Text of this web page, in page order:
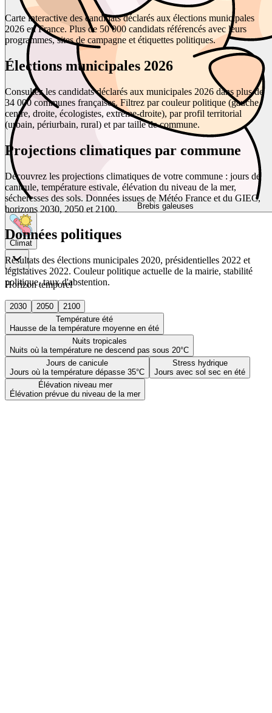
Brebis galeuses
Climat
Horizon temporel
2030 2050
2100
Température été
Hausse de la température moyenne en été
Nuits tropicales
Nuits où la température ne descend pas sous 20°C
Jours de canicule
Jours où la température dépasse 35°C
Stress hydrique
Jours avec sol sec en été
Élévation niveau mer
Élévation prévue du niveau de la mer
Carte interactive des candidats déclarés aux élections municipales
2026 en France. Plus de 50 000 candidats référencés avec leurs
programmes, sites de campagne et étiquettes politiques.
Élections municipales 2026
Consultez les candidats déclarés aux municipales 2026 dans plus de
34 000 communes françaises. Filtrez par couleur politique (gauche,
centre, droite, écologistes, extrême-droite), par profil territorial
(urbain, périurbain, rural) et par taille de commune.
Projections climatiques par commune
Découvrez les projections climatiques de votre commune : jours de
canicule, température estivale, élévation du niveau de la mer,
sécheresses des sols. Données issues de Météo France et du GIEC,
horizons 2030, 2050 et 2100.
Données politiques
Résultats des élections municipales 2020, présidentielles 2022 et
législatives 2022. Couleur politique actuelle de la mairie, stabilité
politique, taux d'abstention.